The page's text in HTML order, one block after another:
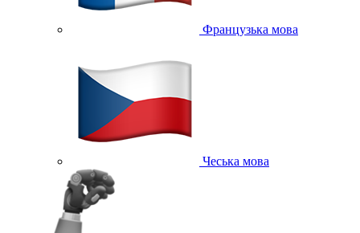
Французька мова
Чеська мова